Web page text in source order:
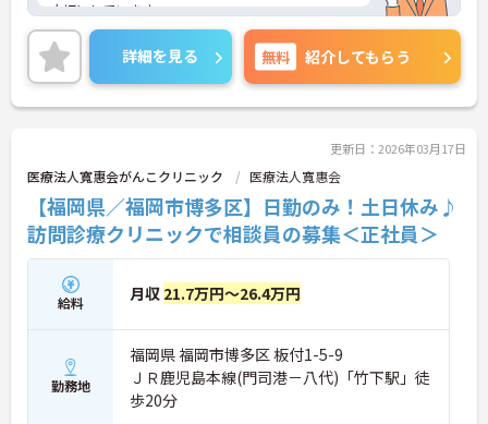
大切にしています。
残業は少なめなので、お仕事終わりのプライベート
な時間も充実◎
無料駐車場も完備されており、マイカー通勤も可能
なので、通勤もラクラクです♪
ご興味ある方には、面接対策ポイントなど、さらに
詳細を見る 無料 紹介してもらう
更新日：2026年03月17日
医療法人寬惠会がんこクリニック 医療法人寬惠会
【福岡県／福岡市博多区】日勤のみ！土日休み♪
訪問診療クリニックで相談員の募集＜正社員＞
給料 月収 21.7万円～26.4万円
勤務地
福岡県 福岡市博多区 板付1-5-9
ＪＲ鹿児島本線(門司港－八代)「竹下駅」徒
歩20分